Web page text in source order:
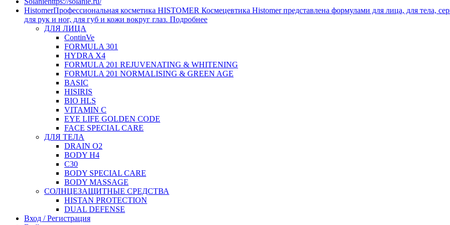
HistomerПрофессиональная косметика HISTOMER Космецевтика Histomer представлена формулами для лица, для тела,
для рук и ног, для губ и кожи вокруг глаз. Подробнее
ДЛЯ ЛИЦА
ContinVe
FORMULA 301
HYDRA X4
FORMULA 201 REJUVENATING & WHITENING
FORMULA 201 NORMALISING & GREEN AGE
BASIC
HISIRIS
BIO HLS
VITAMIN C
EYE LIFE GOLDEN CODE
FACE SPECIAL CARE
ДЛЯ ТЕЛА
DRAIN O2
BODY H4
C30
BODY SPECIAL CARE
BODY MASSAGE
СОЛНЦЕЗАЩИТНЫЕ СРЕДСТВА
HISTAN PROTECTION
DUAL DEFENSE
Вход / Регистрация